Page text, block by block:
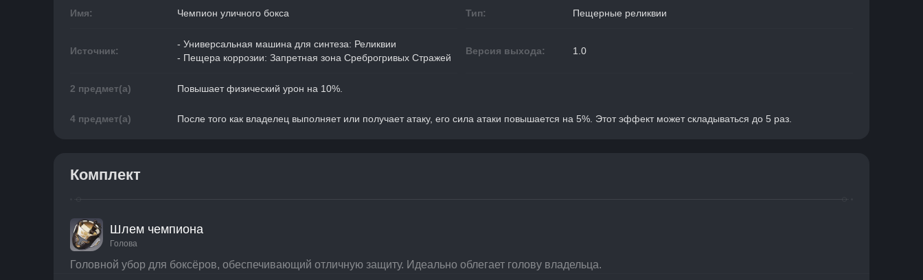
Имя: Чемпион уличного бокса Тип: Пещерные реликвии
Источник:
- Универсальная машина для синтеза: Реликвии
- Пещера коррозии: Запретная зона Среброгривых Стражей
Версия выхода: 1.0
2 предмет(а) Повышает физический урон на 10%.
4 предмет(а) После того как владелец выполняет или получает атаку, его сила атаки повышается на 5%. Этот эффект может складываться до 5 раз.
Комплект
Шлем чемпиона
Голова
Головной убор для боксёров, обеспечивающий отличную защиту. Идеально облегает голову владельца.